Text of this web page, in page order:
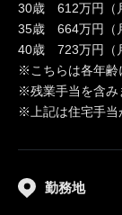
30歳 612万円（
35歳 664万円（
40歳 723万円（
※こちらは各年齢
※残業手当を含み
※上記は住宅手当
勤務地